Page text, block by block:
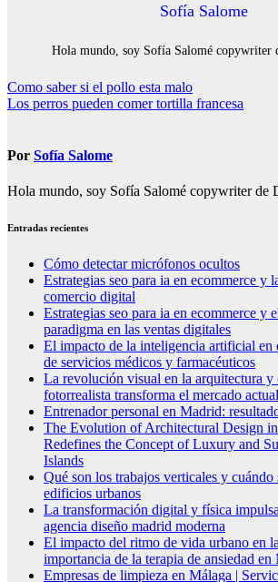
Sofía Salome
Hola mundo, soy Sofía Salomé copywriter
Navegación
de
Como saber si el pollo esta malo
Los perros pueden comer tortilla francesa
Por Sofía Salome
Hola mundo, soy Sofía Salomé copywriter de
Entradas recientes
Cómo detectar micrófonos ocultos
Estrategias seo para ia en ecommerce y
comercio digital
Estrategias seo para ia en ecommerce y
paradigma en las ventas digitales
El impacto de la inteligencia artificial en
de servicios médicos y farmacéuticos
La revolución visual en la arquitectura y
fotorrealista transforma el mercado actual
Entrenador personal en Madrid:
The Evolution of Architectural Design
Redefines the Concept of Luxury and
Islands
Qué son los trabajos verticales y cuándo
edificios urbanos
La transformación digital y física
agencia diseño madrid moderna
El impacto del ritmo de vida urbano en
importancia de la terapia de ansiedad en
Empresas de limpieza en Málaga |